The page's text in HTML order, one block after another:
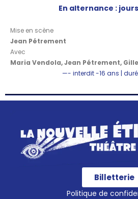
En alternance :
Mise en scène
Jean Pétrement
Avec
Maria Vendola,Jean Pétrement,
—- interdit -16 ans |
Billetterie
Politique de